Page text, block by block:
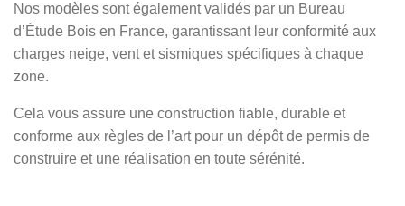
Nos modèles sont également validés par un Bureau
d’Étude Bois en France, garantissant leur conformité aux
charges neige, vent et sismiques spécifiques à chaque
zone.
Cela vous assure une construction fiable, durable et
conforme aux règles de l’art pour un dépôt de permis de
construire et une réalisation en toute sérénité.